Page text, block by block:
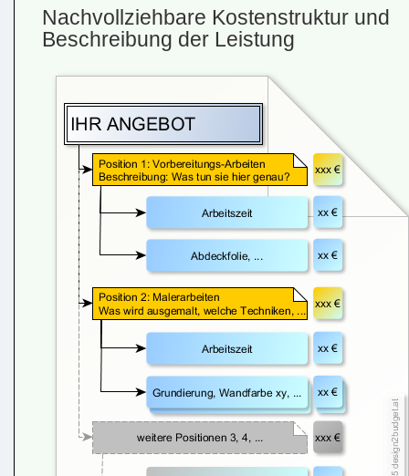
Nachvollziehbare Kostenstruktur und
Beschreibung der Leistung